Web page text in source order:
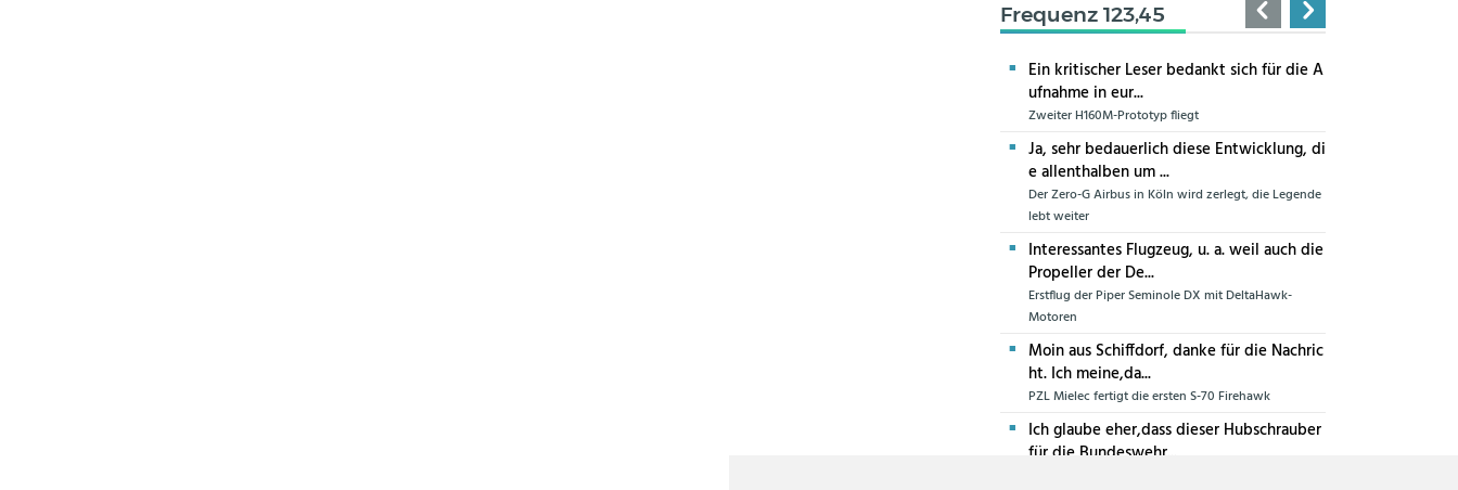
Frequenz 123,45
Ein kritischer Leser bedankt sich für die A
ufnahme in eur...
Zweiter H160M-Prototyp fliegt
Ja, sehr bedauerlich diese Entwicklung, di
e allenthalben um ...
Der Zero-G Airbus in Köln wird zerlegt, die Legende
lebt weiter
Interessantes Flugzeug, u. a. weil auch die
Propeller der De...
Erstflug der Piper Seminole DX mit DeltaHawk-
Motoren
Moin aus Schiffdorf, danke für die Nachric
ht. Ich meine,da...
PZL Mielec fertigt die ersten S-70 Firehawk
Ich glaube eher,dass dieser Hubschrauber
für die Bundeswehr...